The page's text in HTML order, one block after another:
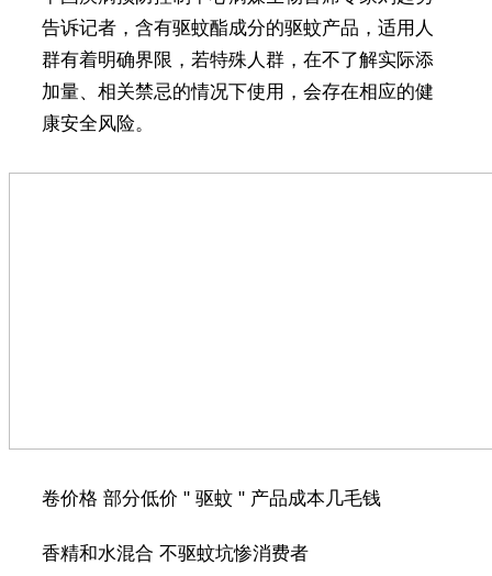
告诉记者，含有驱蚊酯成分的驱蚊产品，适用人
群有着明确界限，若特殊人群，在不了解实际添
加量、相关禁忌的情况下使用，会存在相应的健
康安全风险。
卷价格 部分低价 " 驱蚊 " 产品成本几毛钱
香精和水混合 不驱蚊坑惨消费者